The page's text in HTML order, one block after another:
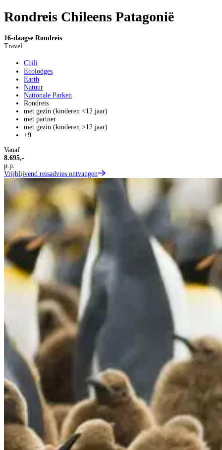
Rondreis Chileens Patagonië
16-daagse Rondreis
Travel
Chili
Ecolodges
Earth
Natuur
Nationale Parken
Rondreis
met gezin (kinderen <12 jaar)
met partner
met gezin (kinderen >12 jaar)
+9
Vanaf
8.695,-
p.p.
Vrijblijvend reisadvies ontvangen